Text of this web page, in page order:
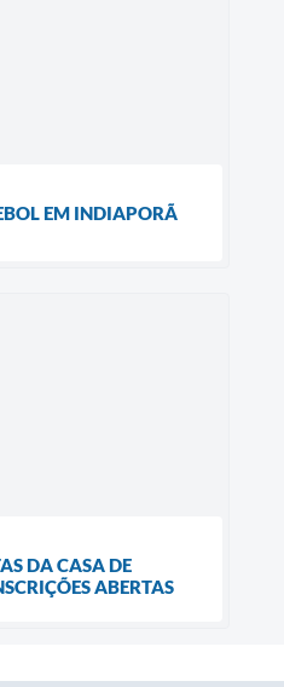
EM INDIAPORÃ
DA CASA DE
ABERTAS